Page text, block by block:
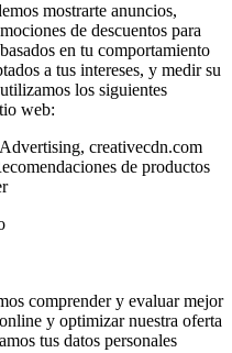
mostrarte anuncios,
de descuentos para
en tu comportamiento
a tus intereses, y medir su
los siguientes
web:
creativecdn.com
de productos
comprender y evaluar mejor
y optimizar nuestra oferta
tus datos personales